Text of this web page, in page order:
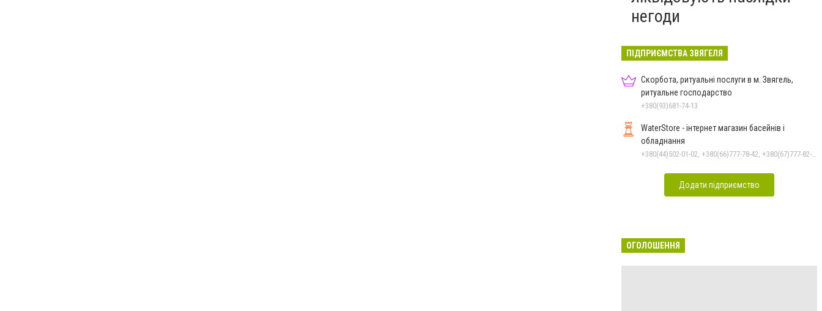
негоди
ПІДПРИЄМСТВА ЗВЯГЕЛЯ
Скорбота, ритуальні послуги в м. Звягель,
ритуальне господарство
+380(93)681-74-13
WaterStore - інтернет магазин басейнів і
обладнання
+380(44)502-01-02, +380(66)777-78-42, +380(67)777-82-19, +380(67)890-80-80, +380(73)890-80-80, +380(44)502-01-03
Додати підприємство
ОГОЛОШЕННЯ